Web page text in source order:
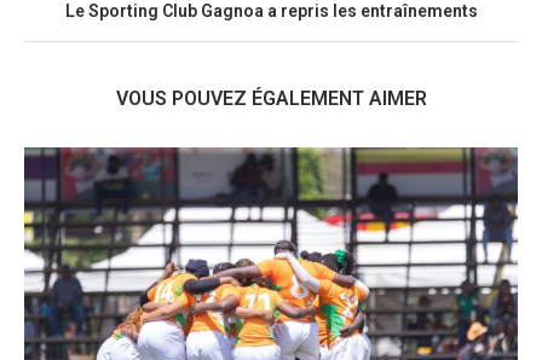
Le Sporting Club Gagnoa a repris les entraînements
VOUS POUVEZ ÉGALEMENT AIMER